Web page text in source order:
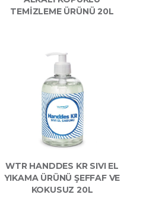
TEMIZLEME ÜRÜNÜ 20L
WTR HANDDES KR SIVI EL
YIKAMA ÜRÜNÜ ŞEFFAF VE
KOKUSUZ 20L